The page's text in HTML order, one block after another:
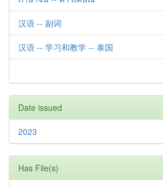
汉语 -- 副词
汉语 -- 学习和教学 -- 泰国
Date issued
2023
Has File(s)